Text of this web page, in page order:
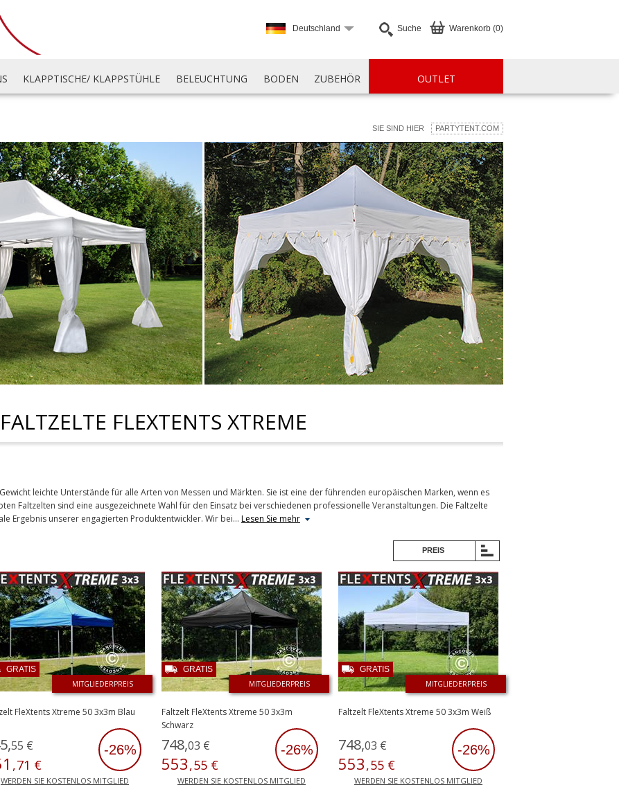
Warenkorb (0)
Suche
Deutschland
KLAPPTISCHE/ KLAPPSTÜHLE BELEUCHTUNG BODEN ZUBEHÖR OUTLET
SIE SIND HIER PARTYTENT.COM
FALTZELTE FLEXTENTS XTREME
leichte Unterstände für alle Arten von Messen und Märkten. Sie ist eine der führenden europäischen Marken, wenn es
Faltzelten sind eine ausgezeichnete Wahl für den Einsatz bei verschiedenen professionelle Veranstaltungen. Die Faltzelte
Ergebnis unserer engagierten Produktentwickler. Wir bei… Lesen Sie mehr
PREIS
FleXtents Xtreme 50 3x3m Blau
-26%
WERDEN SIE KOSTENLOS MITGLIED
,55 €
,71 €
MITGLIEDERPREIS
GRATIS
Faltzelt FleXtents Xtreme 50 3x3m
Schwarz
-26%
WERDEN SIE KOSTENLOS MITGLIED
748,03 €
553,55 €
MITGLIEDERPREIS
GRATIS
Faltzelt FleXtents Xtreme 50 3x3m Weiß
-26%
WERDEN SIE KOSTENLOS MITGLIED
748,03 €
553,55 €
MITGLIEDERPREIS
GRATIS